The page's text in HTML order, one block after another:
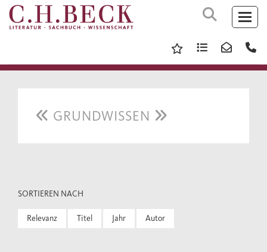
GRUNDWISSEN
SORTIEREN NACH
Relevanz Titel Jahr Autor